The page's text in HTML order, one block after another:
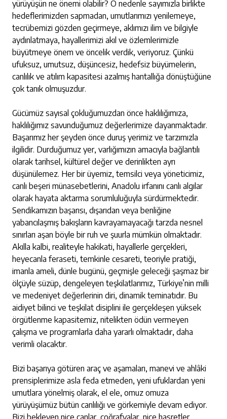
yürüyüşün ne önemi olabilir? O nedenle sayımızla birlikte
hedeflerimizden sapmadan, umutlarımızı yenilemeye,
tecrübemizi gözden geçirmeye, aklımızı ilim ve bilgiyle
aydınlatmaya, hayallerimizi akıl ve özlemlerimizle
büyütmeye önem ve öncelik verdik, veriyoruz. Çünkü
ufuksuz, umutsuz, düşüncesiz, hedefsiz büyümelerin,
canlılık ve atılım kapasitesi azalmış hantallığa dönüştüğüne
çok tanık olmuşuzdur.
Gücümüz sayısal çokluğumuzdan önce haklılığımıza,
haklılığımız savunduğumuz değerlerimize dayanmaktadır.
Başarımız her şeyden önce duruş yerimiz ve tarzımızla
ilgilidir. Durduğumuz yer, varlığımızın amacıyla bağlantılı
olarak tarihsel, kültürel değer ve derinlikten ayrı
düşünülemez. Her bir üyemiz, temsilci veya yöneticimiz,
canlı beşeri münasebetlerini, Anadolu irfanını canlı algılar
olarak hayata aktarma sorumluluğuyla sürdürmektedir.
Sendikamızın başarısı, dışarıdan veya benliğine
yabancılaşmış bakışların kavrayamayacağı tarzda nesnel
sınırları aşan böyle bir ruh ve şuurla mümkün olmaktadır.
Akılla kalbi, realiteyle hakikati, hayallerle gerçekleri,
heyecanla feraseti, temkinle cesareti, teoriyle pratiği,
imanla ameli, dünle bugünü, geçmişle geleceği şaşmaz bir
ölçüyle süzüp, dengeleyen teşkilatlarımız, Türkiye’nin milli
ve medeniyet değerlerinin diri, dinamik teminatıdır. Bu
aidiyet bilinci ve teşkilat disiplini ile gerçekleşen yüksek
örgütlenme kapasitemiz, nitelikten ödün vermeyen
çalışma ve programlarla daha yararlı olmaktadır, daha
verimli olacaktır.
Bizi başarıya götüren araç ve aşamaları, manevi ve ahlâki
prensiplerimize asla feda etmeden, yeni ufuklardan yeni
umutlara yönelmiş olarak, el ele, omuz omuza
yürüyüşümüz bütün canlılığı ve görkemiyle devam ediyor.
Bizi bekleyen nice canlar, coğrafyalar, nice hasretler,